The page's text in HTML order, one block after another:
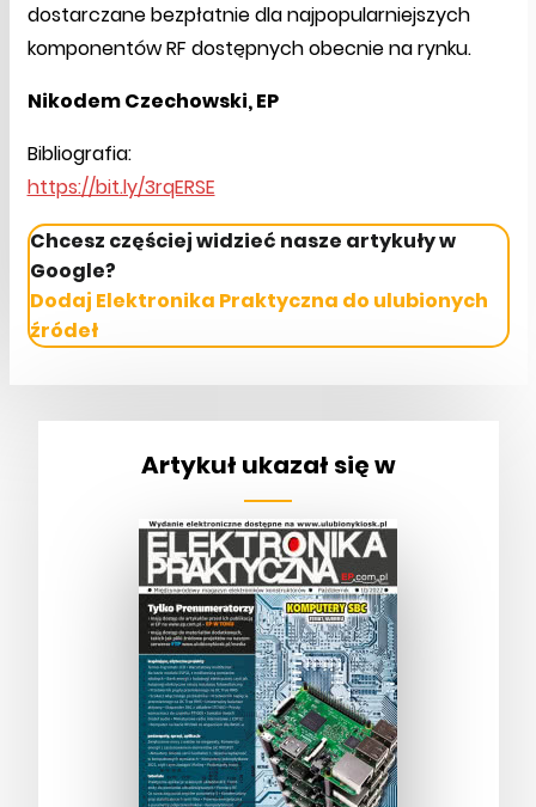
dostarczane bezpłatnie dla najpopularniejszych
komponentów RF dostępnych obecnie na rynku.
Nikodem Czechowski, EP
Bibliografia:
https://bit.ly/3rqERSE
Chcesz częściej widzieć nasze artykuły w
Google?
Dodaj Elektronika Praktyczna do ulubionych
źródeł
Artykuł ukazał się w